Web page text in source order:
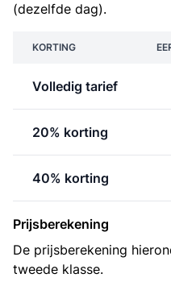
(dezelfde dag).
KORTING
Volledig tarief
20% korting
40% korting
Prijsberekening
De prijsberekening
tweede klasse.